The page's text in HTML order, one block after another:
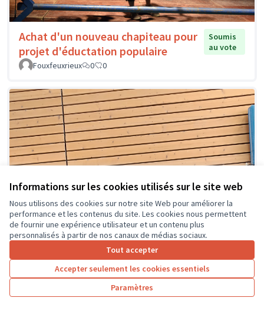
Informations sur les cookies utilisés sur le site web
Nous utilisons des cookies sur notre site Web pour améliorer la
performance et les contenus du site. Les cookies nous permettent
de fournir une expérience utilisateur et un contenu plus
personnalisés à partir de nos canaux de médias sociaux.
Tout accepter
Accepter seulement les cookies essentiels
Paramètres
Achat d'un nouveau chapiteau pour
projet d'éductation populaire
Soumis
au vote
Fouxfeuxrieux
0 0